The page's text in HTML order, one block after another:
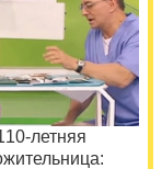
летняя